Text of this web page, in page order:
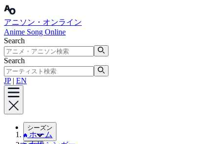
アニソン・オンライン
Anime Song Online
Search
Search
JP| EN
シーズン
ホーム